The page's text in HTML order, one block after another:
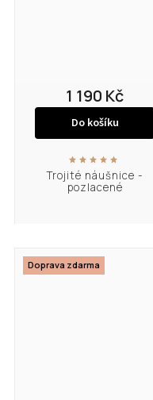
Trojité náušnice -
pozlacené
1 190 Kč
Do košíku
Doprava zdarma